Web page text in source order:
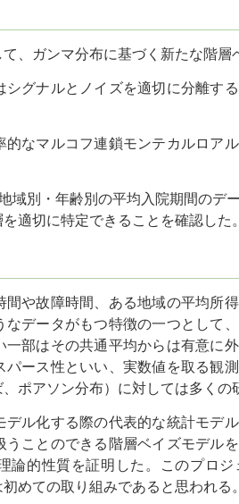
、ガンマ分布に基づく新たな階層
グナルとノイズを適切に分離す
なマルコフ連鎖モンテカルロア
域別・年齢別の平均入院期間のデ
適切に特定できることを確認した。
や故障時間、ある地域の平均所
データがもつ特徴の一つとして
一部はその共通平均からは有意に
ース性といい、実数値を取る観
ポアソン分布）に対しては多くの
ル化する際の代表的な統計モデル
うことのできる階層ベイズモデル
論的性質を証明した。このプロ
めての取り組みであると思われる